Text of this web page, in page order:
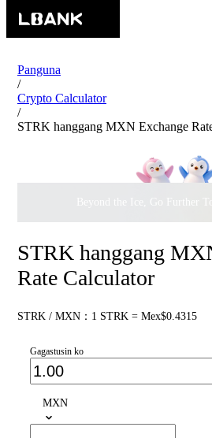
Panguna
/
Crypto Calculator
/
STRK hanggang MXN Exchange
Beyond the Ice, Go Further
STRK hanggang
Rate Calculator
STRK / MXN：1 STRK = Mex$0.4315
Gagastusin ko
MXN